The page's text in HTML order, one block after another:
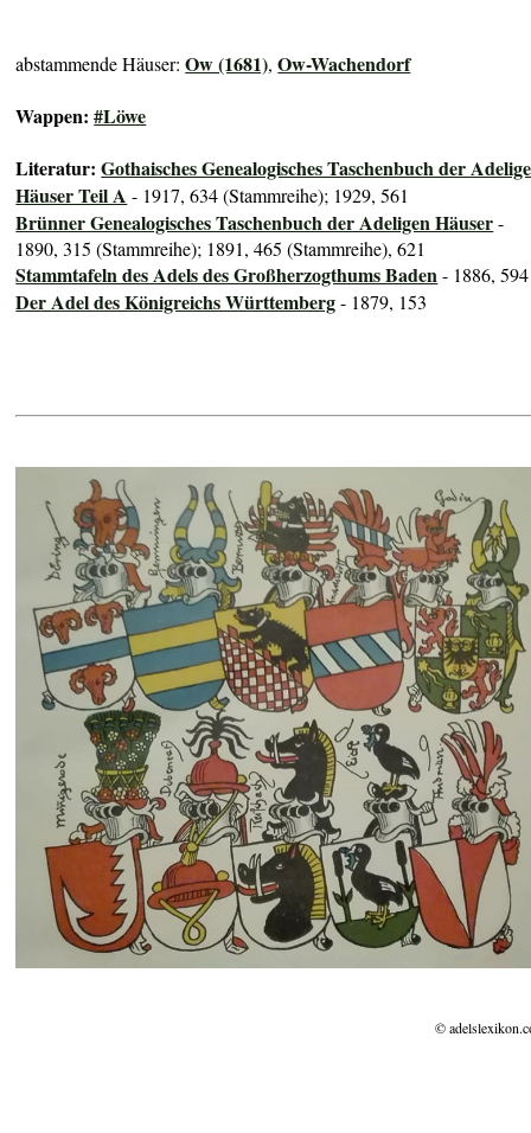
abstammende Häuser:Ow (1681),Ow-Wachendorf
Wappen:#Löwe
Literatur:Gothaisches Genealogisches Taschenbuch der
Häuser Teil A - 1917, 634 (Stammreihe); 1929, 561
Brünner Genealogisches Taschenbuch der Adeligen Häuser-
1890, 315 (Stammreihe); 1891, 465 (Stammreihe), 621
Stammtafeln des Adels des Großherzogthums Baden- 1886, 594
Der Adel des Königreichs Württemberg- 1879, 153
©